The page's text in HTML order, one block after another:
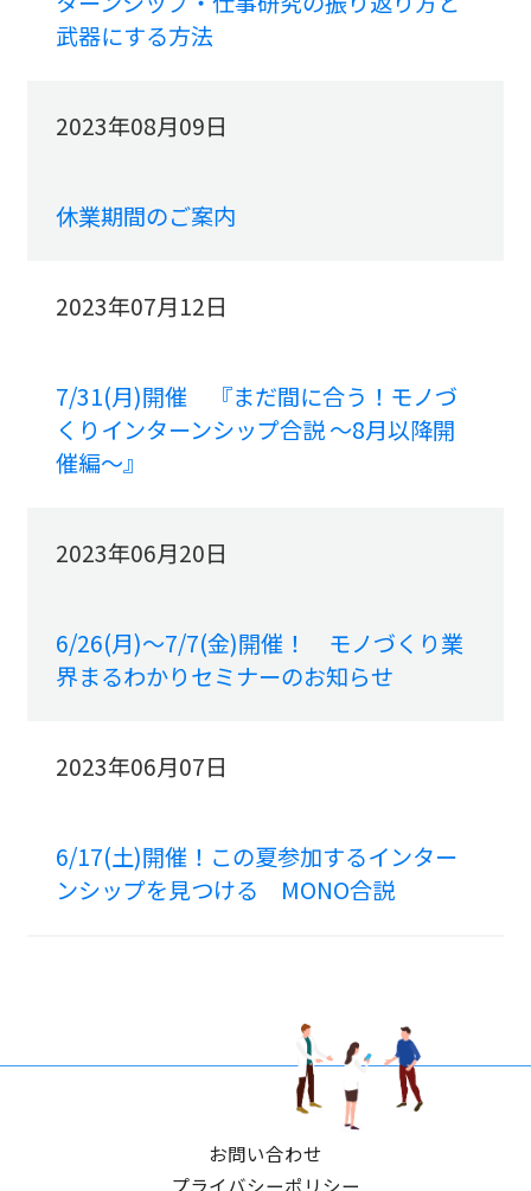
武器にする方法
2023年08月09日
休業期間のご案内
2023年07月12日
7/31(月)開催 『まだ間に合う！モノづ
くりインターンシップ合説 ～8月以降開
催編～』
2023年06月20日
6/26(月)～7/7(金)開催！ モノづくり業
界まるわかりセミナーのお知らせ
2023年06月07日
6/17(土)開催！この夏参加するインター
ンシップを見つける MONO合説
お問い合わせ
プライバシーポリシー